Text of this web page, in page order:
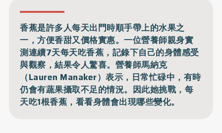
香蕉是許多人每天出門時順手帶上的水果之
一，方便香甜又價格實惠。一位營養師親身實
測連續7天每天吃香蕉，記錄下自己的身體感受
與觀察，結果令人驚喜。營養師馬納克
（Lauren Manaker）表示，日常忙碌中，有時
仍會有蔬果攝取不足的情況。因此她挑戰，每
天吃1根香蕉，看看身體會出現哪些變化。